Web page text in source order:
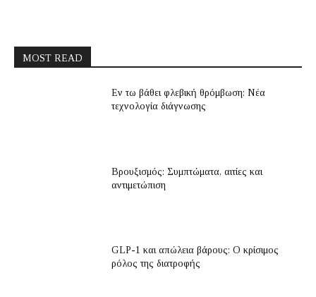
MOST READ
Εν τω βάθει φλεβική θρόμβωση: Νέα
τεχνολογία διάγνωσης
Βρουξισμός: Συμπτώματα, αιτίες και
αντιμετώπιση
GLP-1 και απώλεια βάρους: Ο κρίσιμος
ρόλος της διατροφής